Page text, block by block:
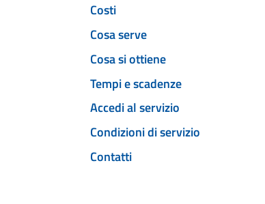
Costi
Cosa serve
Cosa si ottiene
Tempi e scadenze
Accedi al servizio
Condizioni di servizio
Contatti